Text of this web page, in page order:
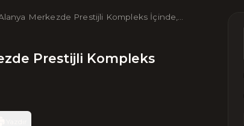
Merkezde Prestijli Kompleks İçinde,
Prestijli Kompleks